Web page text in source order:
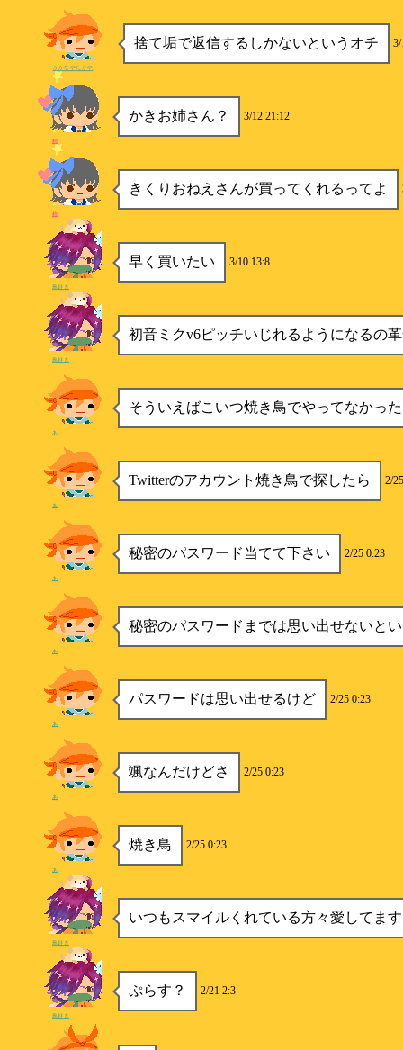
捨て垢で返信するしかないというオチ
かかなやたかや
かきお姉さん？ 3/12 21:12
柿
きくりおねえさんが買ってくれるってよ
柿
早く買いたい 3/10 13:8
鳥好き
初音ミクv6ピッチいじれるようになるの
鳥好き
そういえばこいつ焼き鳥でやってなかっ
あ
Twitterのアカウント焼き鳥で探したら 2/
あ
秘密のパスワード当てて下さい 2/25 0:23
あ
秘密のパスワードまでは思い出せないと
あ
パスワードは思い出せるけど 2/25 0:23
あ
颯なんだけどさ 2/25 0:23
あ
焼き鳥 2/25 0:23
あ
いつもスマイルくれている方々愛してます
鳥好き
ぷらす？ 2/21 2:3
鳥好き